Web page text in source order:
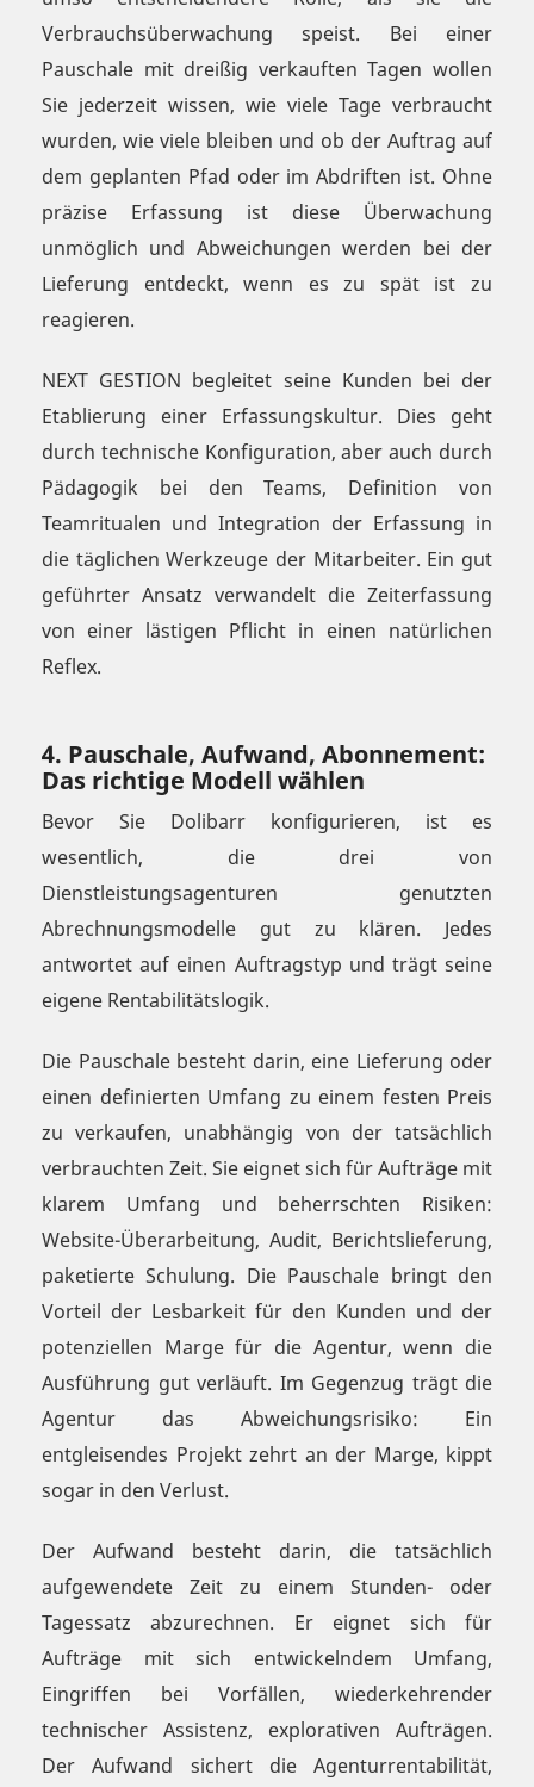
Verbrauchsüberwachung speist. Bei einer
Pauschale mit dreißig verkauften Tagen wollen
Sie jederzeit wissen, wie viele Tage verbraucht
wurden, wie viele bleiben und ob der Auftrag auf
dem geplanten Pfad oder im Abdriften ist. Ohne
präzise Erfassung ist diese Überwachung
unmöglich und Abweichungen werden bei der
Lieferung entdeckt, wenn es zu spät ist zu
reagieren.
NEXT GESTION begleitet seine Kunden bei der
Etablierung einer Erfassungskultur. Dies geht
durch technische Konfiguration, aber auch durch
Pädagogik bei den Teams, Definition von
Teamritualen und Integration der Erfassung in
die täglichen Werkzeuge der Mitarbeiter. Ein gut
geführter Ansatz verwandelt die Zeiterfassung
von einer lästigen Pflicht in einen natürlichen
Reflex.
4. Pauschale, Aufwand, Abonnement:
Das richtige Modell wählen
Bevor Sie Dolibarr konfigurieren, ist es
wesentlich, die drei von
Dienstleistungsagenturen genutzten
Abrechnungsmodelle gut zu klären. Jedes
antwortet auf einen Auftragstyp und trägt seine
eigene Rentabilitätslogik.
Die Pauschale besteht darin, eine Lieferung oder
einen definierten Umfang zu einem festen Preis
zu verkaufen, unabhängig von der tatsächlich
verbrauchten Zeit. Sie eignet sich für Aufträge mit
klarem Umfang und beherrschten Risiken:
Website-Überarbeitung, Audit, Berichtslieferung,
paketierte Schulung. Die Pauschale bringt den
Vorteil der Lesbarkeit für den Kunden und der
potenziellen Marge für die Agentur, wenn die
Ausführung gut verläuft. Im Gegenzug trägt die
Agentur das Abweichungsrisiko: Ein
entgleisendes Projekt zehrt an der Marge, kippt
sogar in den Verlust.
Der Aufwand besteht darin, die tatsächlich
aufgewendete Zeit zu einem Stunden- oder
Tagessatz abzurechnen. Er eignet sich für
Aufträge mit sich entwickelndem Umfang,
Eingriffen bei Vorfällen, wiederkehrender
technischer Assistenz, explorativen Aufträgen.
Der Aufwand sichert die Agenturrentabilität,